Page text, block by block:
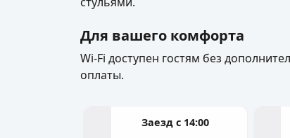
Для вашего комфорта
Wi-Fi доступен гостям без
оплаты.
Заезд с 14:00